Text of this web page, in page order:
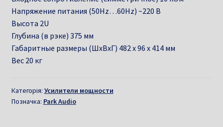
Напряжение питания (50Hz…60Hz) ~220 В
Высота 2U
Глубина (в рэке) 375 мм
Габаритные размеры (ШхВхГ) 482 х 96 х 414 мм
Вес 20 кг
Категорія: Усилители мощности
Позначка: Park Audio